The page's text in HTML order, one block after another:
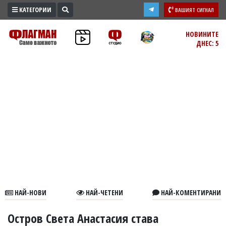
ПРОМО
ЗОНА
В
КАТЕГОРИИ ВАШИЯТ СИГНАЛ
НОВИНИТЕ
ДНЕС: 5
НАЙ-НОВИ НАЙ-ЧЕТЕНИ НАЙ-КОМЕНТИРАНИ
Остров Света Анастасия става